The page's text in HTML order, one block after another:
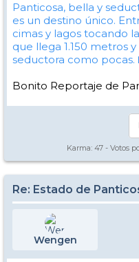
Panticosa, bella y
es un destino único.
cimas y lagos tocando
que llega 1.150 metros
seductora como pocas.
Bonito Reportaje de
Karma: 47- Votos
Re: Estado de
Wengen